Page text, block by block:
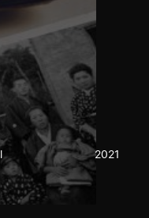
2021